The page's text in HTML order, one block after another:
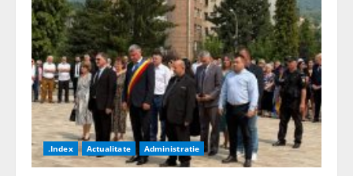
.Index Actualitate Administratie